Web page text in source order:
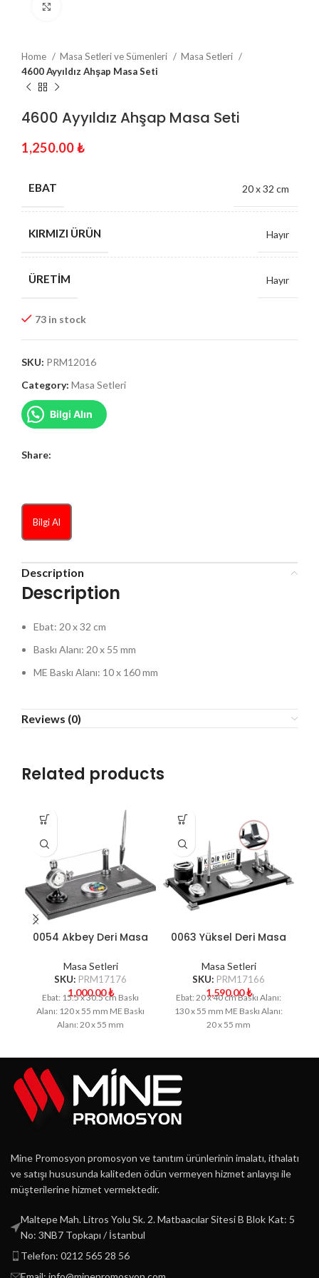
Home Masa Setleri ve Sümenleri
Masa Setleri
4600 Ayyıldız Ahşap Masa Seti
4600 Ayyıldız Ahşap Masa Seti
1,250.00₺
EBAT 20 x 32 cm
KIRMIZI ÜRÜN Hayır
ÜRETIM Hayır
73 in stock
SKU: PRM12016
Category: Masa Setleri
Bilgi Alın
Share:
Bilgi Al
Description
Description
Ebat: 20 x 32 cm
Baskı Alanı: 20 x 55 mm
ME Baskı Alanı: 10 x 160 mm
Reviews (0)
Related products
0054 Akbey Deri Masa
Masa Setleri
SKU: PRM17176
1,000.00₺
Ebat: 15.5 x 30.5 cm Baskı
Alanı: 120 x 55 mm ME Baskı
Alanı: 20 x 55 mm
0063 Yüksel Deri Masa
Masa Setleri
SKU: PRM17166
1,590.00₺
Ebat: 20 x 40 cm Baskı Alanı:
130 x 55 mm ME Baskı Alanı:
20 x 55 mm
Mine Promosyon promosyon ve tanıtım ürünlerinin imalatı, ithalatı
ve satışı hususunda kaliteden ödün vermeyen hizmet anlayışı ile
müşterilerine hizmet vermektedir.
Maltepe Mah. Litros Yolu Sk. 2. Matbaacılar Sitesi B Blok Kat: 5
No: 3NB7 Topkapı / İstanbul
Telefon: 0212 565 28 56